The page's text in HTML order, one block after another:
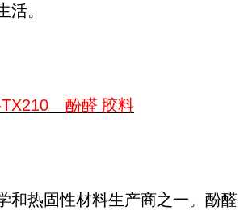
活。
酚醛 胶料
和热固性材料生产商之一。酚醛